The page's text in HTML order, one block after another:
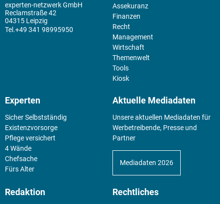
experten-netzwerk GmbH
Reclamstraße 42
04315 Leipzig
+49 341 98995950
Assekuranz
Finanzen
Recht
Management
Wirtschaft
Themenwelt
Tools
Kiosk
Experten
Sicher Selbstständig
Existenz­vorsorge
Pflege versichert
4 Wände
Chefsache
Fürs Alter
Aktuelle Mediadaten
Unsere aktuellen Mediadaten für
Werbetreibende, Presse und
Partner
Mediadaten 2026
Redaktion Rechtliches